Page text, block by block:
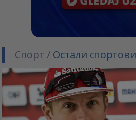
Спорт / Остали спортови